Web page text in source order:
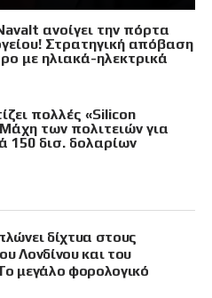
ανοίγει την πόρτα
Στρατηγική απόβαση
με ηλιακά-ηλεκτρικά
πολλές «Silicon
των πολιτειών για
150 δισ. δολαρίων
δίχτυα στους
Λονδίνου και του
μεγάλο φορολογικό